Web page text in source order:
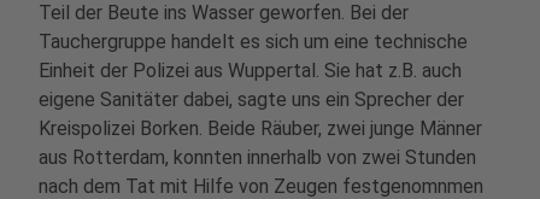
Teil der Beute ins Wasser geworfen. Bei der
Tauchergruppe handelt es sich um eine technische
Einheit der Polizei aus Wuppertal. Sie hat z.B. auch
eigene Sanitäter dabei, sagte uns ein Sprecher der
Kreispolizei Borken. Beide Räuber, zwei junge Männer
aus Rotterdam, konnten innerhalb von zwei Stunden
nach dem Tat mit Hilfe von Zeugen festgenomnmen